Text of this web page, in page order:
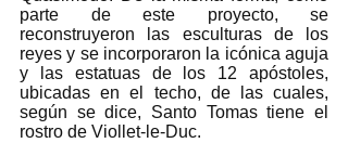
parte de este proyecto, se
reconstruyeron las esculturas de los
reyes y se incorporaron la icónica aguja
y las estatuas de los 12 apóstoles,
ubicadas en el techo, de las cuales,
según se dice, Santo Tomas tiene el
rostro de Viollet-le-Duc.